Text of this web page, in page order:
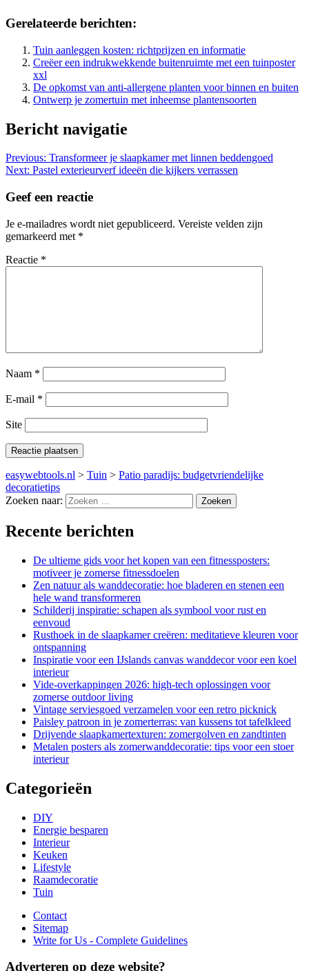
Gerelateerde berichten:
Tuin aanleggen kosten: richtprijzen en informatie
Creëer een indrukwekkende buitenruimte met een tuinposter
xxl
De opkomst van anti-allergene planten voor binnen en buiten
Ontwerp je zomertuin met inheemse plantensoorten
Bericht navigatie
Previous: Transformeer je slaapkamer met linnen beddengoed
Next: Pastel exterieurverf ideeën die kijkers verrassen
Geef een reactie
Je e-mailadres wordt niet gepubliceerd. Vereiste velden zijn
gemarkeerd met *
Reactie *
Naam *
E-mail *
Site
easywebtools.nl > Tuin > Patio paradijs: budgetvriendelijke
decoratietips
Zoeken naar:
Recente berichten
De ultieme gids voor het kopen van een fitnessposters:
motiveer je zomerse fitnessdoelen
Zen natuur als wanddecoratie: hoe bladeren en stenen een
hele wand transformeren
Schilderij inspiratie: schapen als symbool voor rust en
eenvoud
Rusthoek in de slaapkamer creëren: meditatieve kleuren voor
ontspanning
Inspiratie voor een IJslands canvas wanddecor voor een koel
interieur
Vide-overkappingen 2026: high-tech oplossingen voor
zomerse outdoor living
Vintage serviesgoed verzamelen voor een retro picknick
Paisley patroon in je zomerterras: van kussens tot tafelkleed
Drijvende slaapkamertexturen: zomergolven en zandtinten
Metalen posters als zomerwanddecoratie: tips voor een stoer
interieur
Categorieën
DIY
Energie besparen
Interieur
Keuken
Lifestyle
Raamdecoratie
Tuin
Contact
Sitemap
Write for Us - Complete Guidelines
Adverteren op deze website?